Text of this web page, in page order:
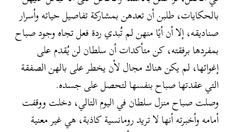
بالحكايات، طلبن أن تعدهن بمشاركة تفاصيل حياته وأسرار
صناديقه، إلا أن أيًا منهن لم تُبدي ردة فعل تجاه وجود صباح
بمفردها برفقته، كن متأكدات أن سلطان لن يُقدم على
إغوائها، لم يكن هناك مجال لأن يخطر على بالهن الصفقة
التي عقدتها صباح بنفسها لتحصل على جسده.
وصلت صباح منزل سلطان في اليوم التالي، دخلت ووقفت
أمامه وأخبرته أنها لا تريد رومانسية كاذبة، هي غير معنية